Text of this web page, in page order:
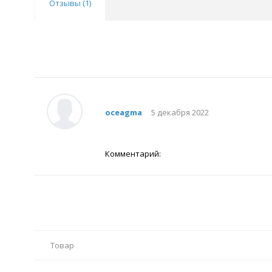
Отзывы (1)
oceagma 5 декабря 2022
Комментарий:
Товар